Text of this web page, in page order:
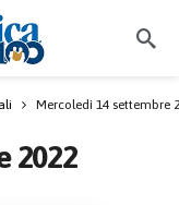
Mercoledì 14 settembre
2022